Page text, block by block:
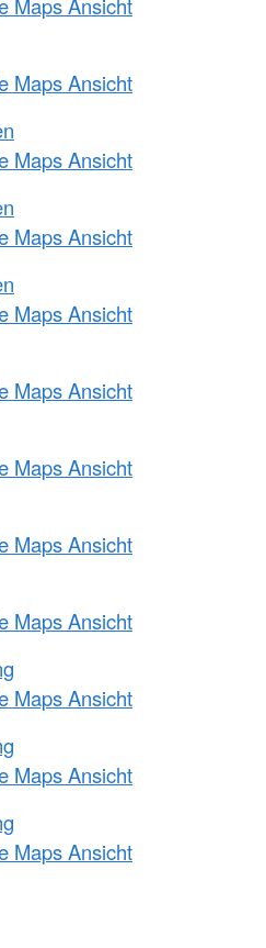
Maps Ansicht
Maps Ansicht
Maps Ansicht
Maps Ansicht
Maps Ansicht
Maps Ansicht
Maps Ansicht
Maps Ansicht
Maps Ansicht
Maps Ansicht
Maps Ansicht